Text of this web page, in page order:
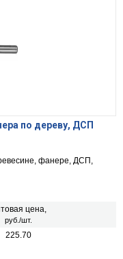
по дереву, ДСП
фанере, ДСП,
цена,
руб./шт.
225.70